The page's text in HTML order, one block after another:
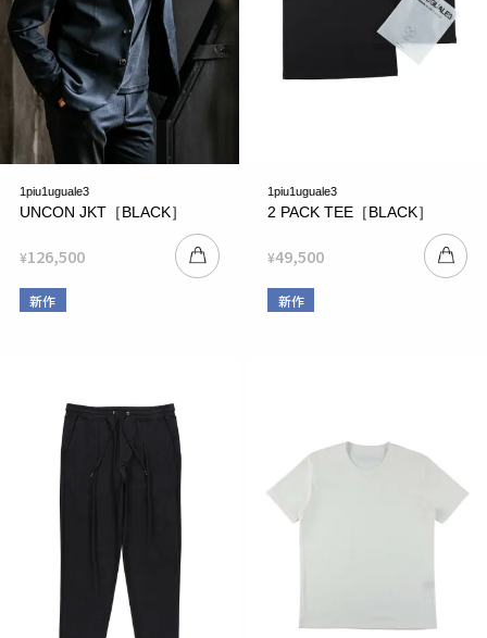
1piu1uguale3
UNCON JKT［BLACK］
¥126,500
新作
1piu1uguale3
2 PACK TEE［BLACK］
¥49,500
新作